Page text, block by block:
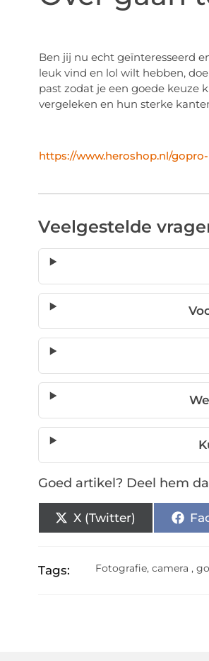
Ben jij nu echt geïnteresseerd
leuk vind en lol wilt hebben,
past zodat je een goede keuze
vergeleken en hun sterke
https://www.heroshop.nl/
Veelgestelde
Goed artikel? Deel hem
X (Twitter)
Tags: Fotografie,camera ,